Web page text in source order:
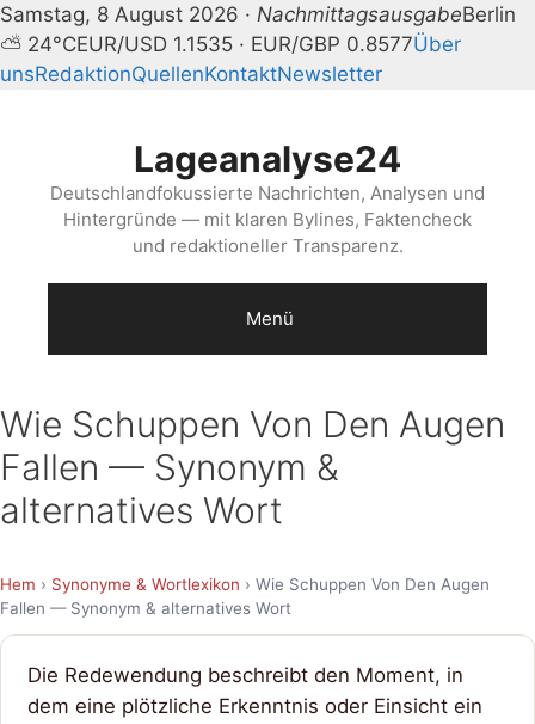
Samstag, 8 August 2026 · NachmittagsausgabeBerlin
⛅ 24°CEUR/USD 1.1535 · EUR/GBP 0.8577Über
unsRedaktionQuellenKontaktNewsletter
Lageanalyse24
Deutschlandfokussierte Nachrichten, Analysen und
Hintergründe — mit klaren Bylines, Faktencheck
und redaktioneller Transparenz.
Menü
Wie Schuppen Von Den Augen
Fallen — Synonym &
alternatives Wort
Hem › Synonyme & Wortlexikon › Wie Schuppen Von Den Augen
Fallen — Synonym & alternatives Wort
Die Redewendung beschreibt den Moment, in
dem eine plötzliche Erkenntnis oder Einsicht ein